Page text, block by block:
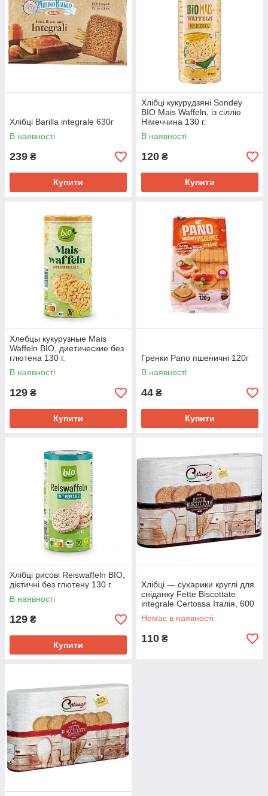
Хлібці Barilla integrale 630г
В наявності
239 ₴
Купити
Хлібці кукурудзяні Sondey
BIO Mais Waffeln, із сіллю
Німеччина 130 г.
В наявності
120 ₴
Купити
Хлебцы кукурузные Mais
Waffeln BIO, диетические без
глютена 130 г.
В наявності
129 ₴
Купити
Гренки Pano пшеничні 120г
В наявності
44 ₴
Купити
Хлібці рисові Reiswaffeln BIO,
дієтичні без глютену 130 г.
В наявності
129 ₴
Купити
Хлібці — сухарики круглі для
сніданку Fette Biscottate
integrale Certossa Італія, 600
г.Немає в наявності
110 ₴